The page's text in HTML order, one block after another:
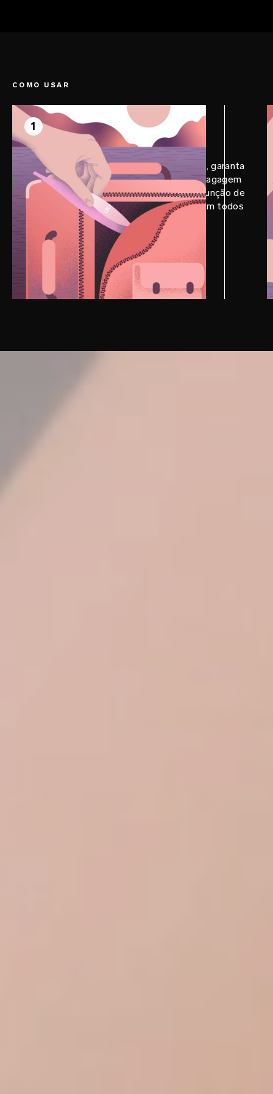
COMO USAR
1
PASSO 1
Prepare
Antes da sua próxima grande aventura, garanta
um LELO DOT™ Travel para levar na bagagem
de mão ou em uma pequena bolsa. A função de
trava para viagem garantirá discrição em todos
os momentos.